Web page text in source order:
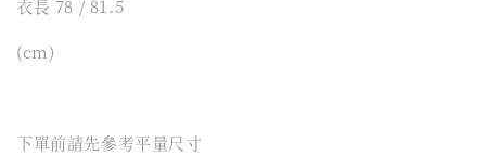
衣長 78 / 81.5
(cm)
下單前請先參考平量尺寸